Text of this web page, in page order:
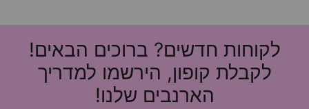
לקוחות חדשים? ברוכים הבאים!
לקבלת קופון, הירשמו למדריך
הארנבים שלנו!